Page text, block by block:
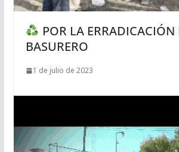
POR LA ERRADICACIÓN
BASURERO
1 de julio de 2023